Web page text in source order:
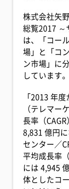
株式会社矢
総覧2017 ～
は、「コー
場」と「コ
ン市場」に
しています。
「2013 年
（テレマー
長率（
8,831 億円
センター／
平均成長率
には 4,945
体としたコ